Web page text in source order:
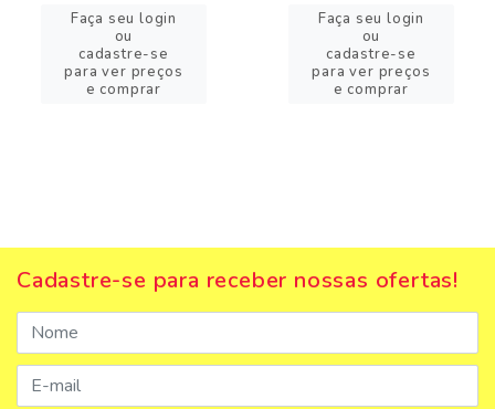
Faça seu login
ou
cadastre-se
para ver preços
e comprar
Faça seu login
ou
cadastre-se
para ver preços
e comprar
Cadastre-se para receber nossas ofertas!